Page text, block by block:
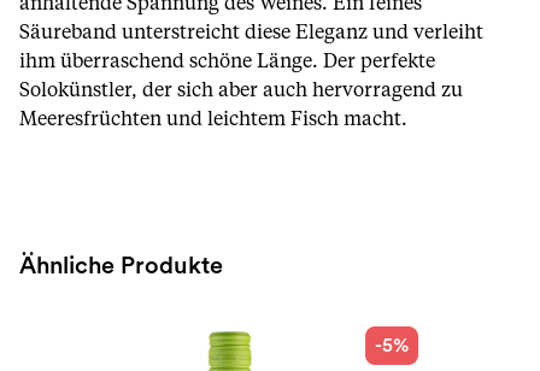
Säureband unterstreicht diese Eleganz und verleiht
ihm überraschend schöne Länge. Der perfekte
Solokünstler, der sich aber auch hervorragend zu
Meeresfrüchten und leichtem Fisch macht.
Ähnliche Produkte
-5%